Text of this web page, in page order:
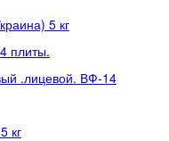
5 кг
плиты.
.лицевой. ВФ-14
кг